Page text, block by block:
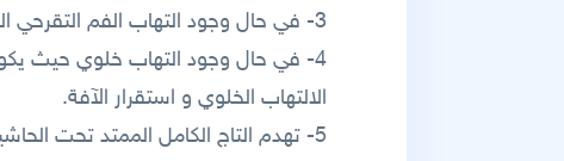
3- في حال وجود التهاب الفم التقرحي التموتي و هو مضاد استطباب لأي عمل جراحي فموي.
4- في حال وجود التهاب خلوي حيث
الالتهاب الخلوي و استقرار الآفة.
5- تهدم التاج الكامل الممتد تحت الحاشية اللثوية و بالتالي التاج غير قابل للعلاج .